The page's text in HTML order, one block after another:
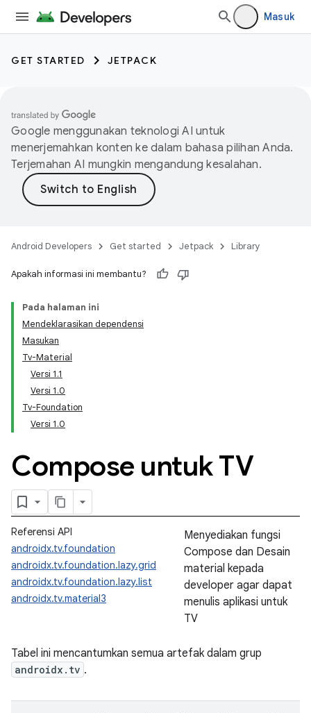
Masuk
GET STARTED JETPACK
Google menggunakan teknologi AI untuk
menerjemahkan konten ke dalam bahasa pilihan Anda.
Terjemahan AI mungkin mengandung kesalahan.
Android Developers Get started Jetpack Library
Apakah informasi ini membantu?
Pada halaman ini
Mendeklarasikan dependensi
Masukan
Tv-Material
Versi 1.1
Versi 1.0
Tv-Foundation
Versi 1.0
Compose untuk TV
Referensi API
androidx.tv.foundation
androidx.tv.foundation.lazy.grid
androidx.tv.foundation.lazy.list
androidx.tv.material3
Menyediakan fungsi
Compose dan Desain
material kepada
developer agar dapat
menulis aplikasi untuk
TV
Tabel ini mencantumkan semua artefak dalam grup
androidx.tv .